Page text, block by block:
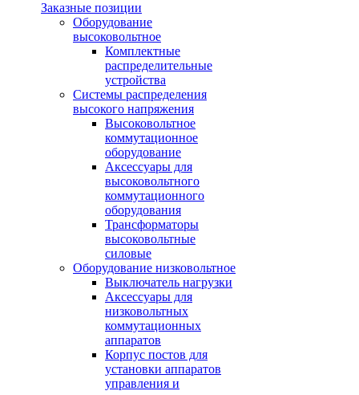
Заказные позиции
Оборудование
высоковольтное
Комплектные
распределительные
устройства
Системы распределения
высокого напряжения
Высоковольтное
коммутационное
оборудование
Аксессуары для
высоковольтного
коммутационного
оборудования
Трансформаторы
высоковольтные
силовые
Оборудование низковольтное
Выключатель нагрузки
Аксессуары для
низковольтных
коммутационных
аппаратов
Корпус постов для
установки аппаратов
управления и